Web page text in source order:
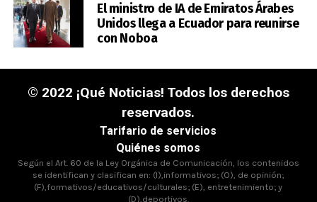
El ministro de IA de Emiratos Árabes
Unidos llega a Ecuador para reunirse
con Noboa
© 2022 ¡Qué Noticias! Todos los derechos
reservados.
Tarifario de servicios
Quiénes somos
Según el Art. 60 de la Ley Orgánica de Comunicación, los contenidos
se identifican y clasifican en: (I),informativos; (O), de opinión;
(F),formativos/educativos/culturales; (E), entretenimiento; y
(D),deportivos.